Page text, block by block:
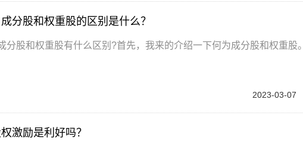
分股和权重股的区别是什么？
股和权重股有什么区别?首先，我来的介绍一下何为成分股和权重股。
2023-03-07
激励是利好吗？